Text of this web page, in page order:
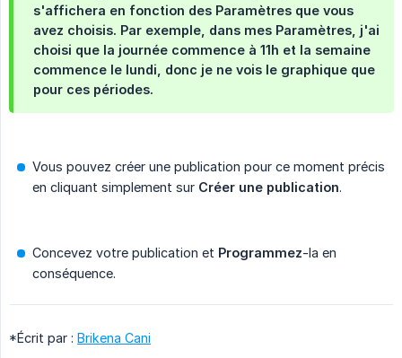
s'affichera en fonction des Paramètres que vous
avez choisis. Par exemple, dans mes Paramètres , j'ai
choisi que la journée commence à 11h et la semaine
commence le lundi, donc je ne vois le graphique que
pour ces périodes.
Vous pouvez créer une publication pour ce moment précis
en cliquant simplement sur Créer une publication.
Concevez votre publication et Programmez-la en
conséquence.
*Écrit par : Brikena Cani